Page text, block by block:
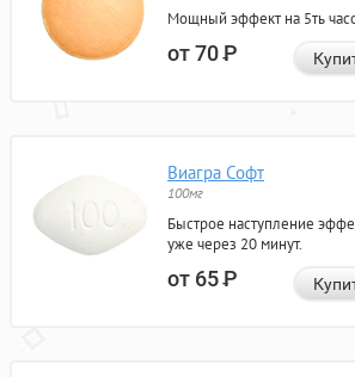
Мощный эффект на 5ть
от 70Р
Виагра Софт
100мг
Быстрое наступление
уже через 20 минут.
от 65Р